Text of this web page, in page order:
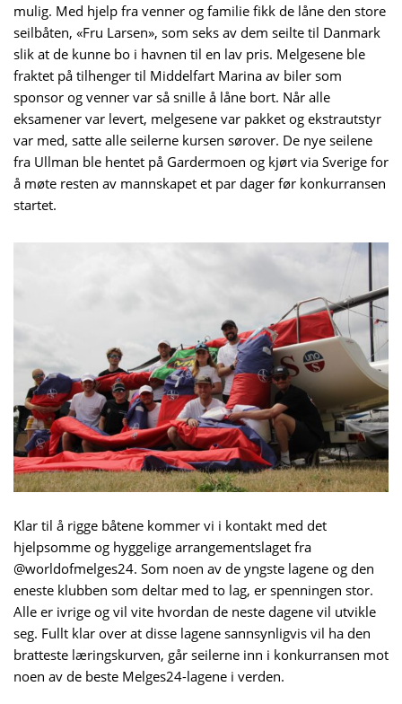
mulig. Med hjelp fra venner og familie fikk de låne den store
seilbåten, «Fru Larsen», som seks av dem seilte til Danmark
slik at de kunne bo i havnen til en lav pris. Melgesene ble
fraktet på tilhenger til Middelfart Marina av biler som
sponsor og venner var så snille å låne bort. Når alle
eksamener var levert, melgesene var pakket og ekstrautstyr
var med, satte alle seilerne kursen sørover. De nye seilene
fra Ullman ble hentet på Gardermoen og kjørt via Sverige for
å møte resten av mannskapet et par dager før konkurransen
startet.
Klar til å rigge båtene kommer vi i kontakt med det
hjelpsomme og hyggelige arrangementslaget fra
@worldofmelges24. Som noen av de yngste lagene og den
eneste klubben som deltar med to lag, er spenningen stor.
Alle er ivrige og vil vite hvordan de neste dagene vil utvikle
seg. Fullt klar over at disse lagene sannsynligvis vil ha den
bratteste læringskurven, går seilerne inn i konkurransen mot
noen av de beste Melges24-lagene i verden.